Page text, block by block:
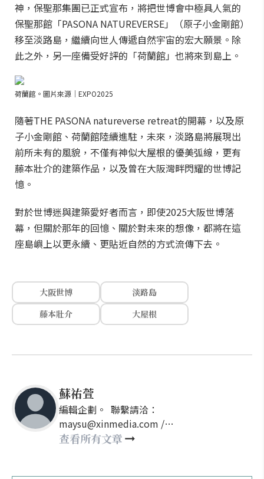
神，保聖那集團已正式宣布，將把世博會中極具人氣的
保聖那館「PASONA NATUREVERSE」（原子小金剛館）
移至淡路島，繼續向世人傳遞自然宇宙的宏大願景。除
此之外，另一座備受好評的「荷蘭館」也將來到島上。
荷蘭館。圖片來源｜EXPO2025
隨著THE PASONA natureverse retreat的開幕，以及原
子小金剛館、荷蘭館陸續進駐，未來，淡路島將展現出
前所未有的風貌，不僅有神似大屋根的優美弧線，更有
藤本壯介的建築作品，以及曾在大阪灣畔閃耀的世博記
憶。
對於世博迷與建築愛好者而言，即使2025大阪世博落
幕，但關於那年的回憶、關於對未來的想像，都將在這
座島嶼上以更永續、更貼近自然的方式流傳下去。
大阪世博
淡路島
藤本壯介
大屋根
蘇祐萱
編輯企劃。 聯繫請洽：
maysu@xinmedia.com /
may860527@gmail.com
查看所有文章